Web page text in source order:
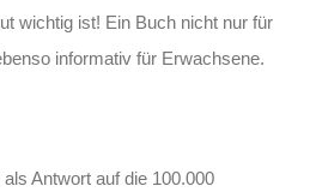
wichtig ist! Ein Buch nicht nur für
informativ für Erwachsene.
Antwort auf die 100.000